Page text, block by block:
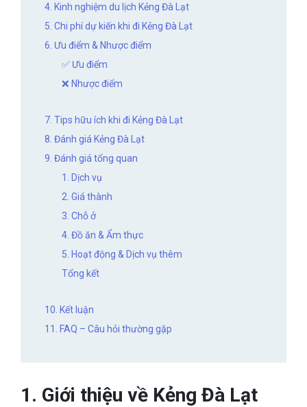
4. Kinh nghiệm du lịch Kẻng Đà Lạt
5. Chi phí dự kiến khi đi Kẻng Đà Lạt
6. Ưu điểm & Nhược điểm
✅ Ưu điểm
❌ Nhược điểm
7. Tips hữu ích khi đi Kẻng Đà Lạt
8. Đánh giá Kẻng Đà Lạt
9. Đánh giá tổng quan
1. Dịch vụ
2. Giá thành
3. Chỗ ở
4. Đồ ăn & Ẩm thực
5. Hoạt động & Dịch vụ thêm
Tổng kết
10. Kết luận
11. FAQ – Câu hỏi thường gặp
1. Giới thiệu về Kẻng Đà Lạt